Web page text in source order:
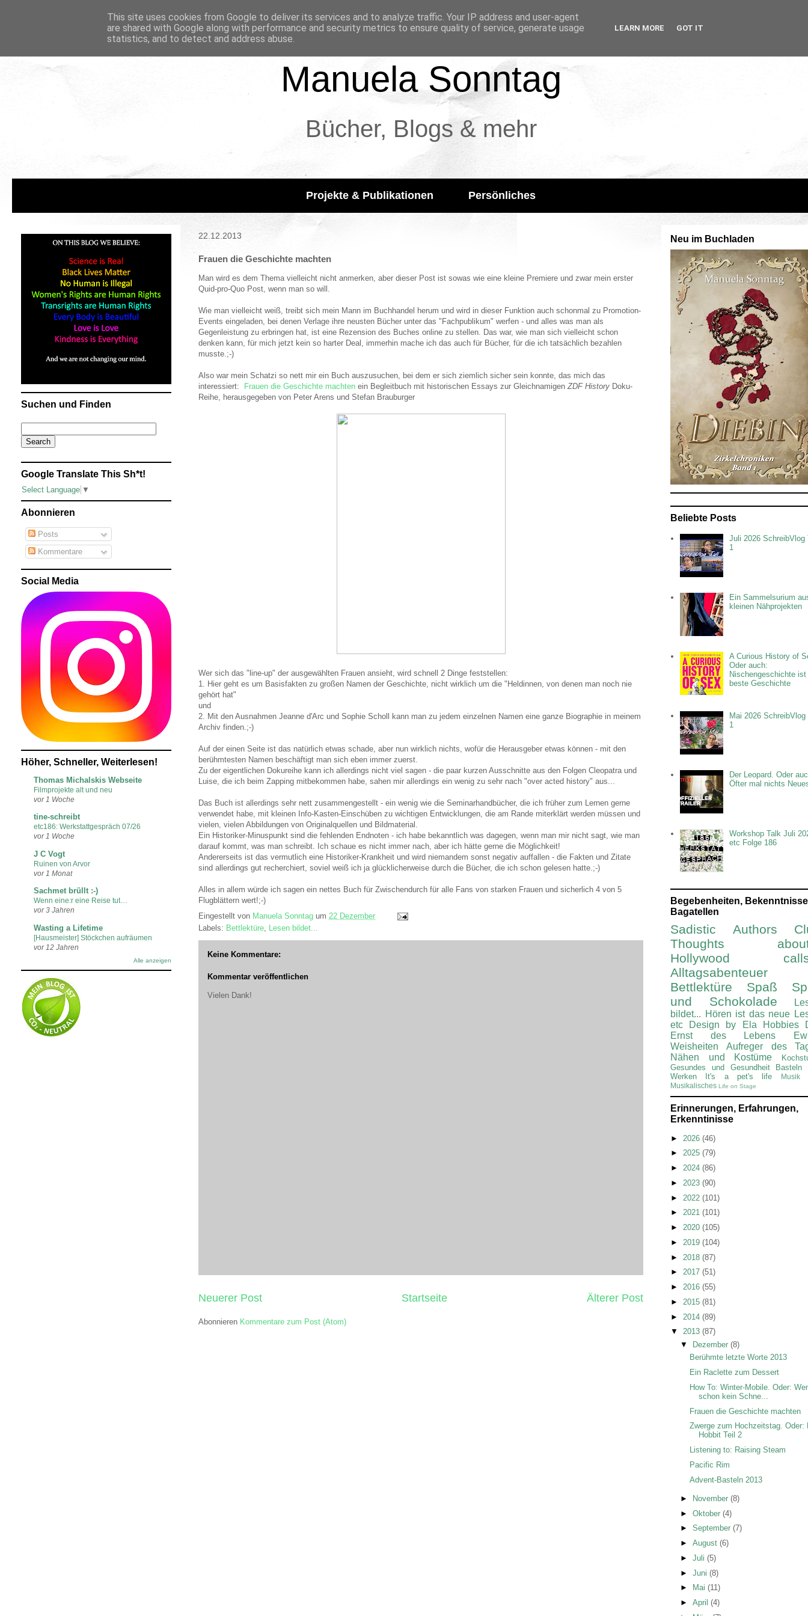
Manuela Sonntag
Bücher, Blogs & mehr
Projekte & Publikationen Persönliches
22.12.2013
Frauen die Geschichte machten
Man wird es dem Thema vielleicht nicht anmerken, aber dieser Post ist sowas wie eine kleine Premiere und zwar mein erster
Quid-pro-Quo Post, wenn man so will.
Wie man vielleicht weiß, treibt sich mein Mann im Buchhandel herum und wird in dieser Funktion auch schonmal zu Promotion-
Events eingeladen, bei denen Verlage ihre neusten Bücher unter das "Fachpublikum" werfen - und alles was man als
Gegenleistung zu erbringen hat, ist eine Rezension des Buches online zu stellen. Das war, wie man sich vielleicht schon
denken kann, für mich jetzt kein so harter Deal, immerhin mache ich das auch für Bücher, für die ich tatsächlich bezahlen
musste.;-)
Also war mein Schatzi so nett mir ein Buch auszusuchen, bei dem er sich ziemlich sicher sein konnte, das mich das
interessiert:
Frauen die Geschichte machten ein Begleitbuch mit historischen Essays zur GleichnamigenZDF History Doku-
Reihe, herausgegeben von Peter Arens und Stefan Brauburger
Wer sich das "line-up" der ausgewählten Frauen ansieht, wird schnell 2 Dinge feststellen:
1. Hier geht es um Basisfakten zu großen Namen der Geschichte, nicht wirklich um die "Heldinnen, von denen man noch nie
gehört hat"
und
2. Mit den Ausnahmen Jeanne d'Arc und Sophie Scholl kann man zu jedem einzelnen Namen eine ganze Biographie in meinem
Archiv finden.;-)
Auf der einen Seite ist das natürlich etwas schade, aber nun wirklich nichts, wofür die Herausgeber etwas können - mit den
berühmtesten Namen beschäftigt man sich eben immer zuerst.
Zu der eigentlichen Dokureihe kann ich allerdings nicht viel sagen - die paar kurzen Ausschnitte aus den Folgen Cleopatra und
Luise, die ich beim Zapping mitbekommen habe, sahen mir allerdings ein wenig zu sehr nach "over acted history" aus...
Das Buch ist allerdings sehr nett zusammengestellt - ein wenig wie die Seminarhandbücher, die ich früher zum Lernen gerne
verwendet habe, mit kleinen Info-Kasten-Einschüben zu wichtigen Entwicklungen, die am Rande miterklärt werden müssen und
vielen, vielen Abbildungen von Originalquellen und Bildmaterial.
Ein Historiker-Minuspunkt sind die fehlenden Endnoten - ich habe bekanntlich was dagegen, wenn man mir nicht sagt, wie man
darauf kommt, was man schreibt. Ich schaue es nicht immer nach, aber ich hätte gerne die Möglichkeit!
Andererseits ist das vermutlich eine Historiker-Krankheit und wird niemandem sonst negativ auffallen - die Fakten und Zitate
sind allerdings gut recherchiert, soviel weiß ich ja glücklicherweise durch die Bücher, die ich schon gelesen hatte.;-)
Alles in allem würde ich sagen ein nettes Buch für Zwischendurch für alle Fans von starken Frauen und sicherlich 4 von 5
Flugblättern wert!;-)
Eingestellt von Manuela Sonntag um 22 Dezember
Labels: Bettlektüre Lesen bildet...
Keine Kommentare:
Kommentar veröffentlichen
Vielen Dank!
Neuerer Post Älterer Post
Startseite
Abonnieren Kommentare zum Post (Atom)
Suchen und Finden
Google Translate This Sh*t!
Select Language ▼
Abonnieren
Posts
Kommentare
Social Media
Höher, Schneller, Weiterlesen!
Thomas Michalskis Webseite
Filmprojekte alt und neu
vor 1 Woche
tine-schreibt
etc186: Werkstattgespräch 07/26
vor 1 Woche
J C Vogt
Ruinen von Arvor
vor 1 Monat
Sachmet brüllt :-)
Wenn eine:r eine Reise tut…
vor 3 Jahren
Wasting a Lifetime
[Hausmeister] Stöckchen aufräumen
vor 12 Jahren
Alle anzeigen
Neu im Buchladen
Beliebte Posts
Juli 2026 SchreibVlog
1
Ein Sammelsurium
kleinen Nähprojekten
A Curious History of
Oder auch:
Nischengeschichte ist
beste Geschichte
Mai 2026 SchreibVlog
1
Der Leopard. Oder
Öfter mal nichts
Workshop Talk Juli
etc Folge 186
Begebenheiten,
Bagatellen
Sadistic Authors
Thoughts
Hollywood
Alltagsabenteuer
Bettlektüre
Spaß
und Schokolade
bildet... Hören ist das neue
etc
Design by Ela Hobbies
Ernst des Lebens
Weisheiten
Aufreger des
Nähen und Kostüme
Gesundes und Gesundheit
Basteln
Werken
It's a pet's life
Musik
Musikalisches Life on Stage
Erinnerungen, Erfahrungen,
Erkenntinisse
► 2026 (46)
► 2025 (79)
► 2024 (86)
► 2023 (90)
► 2022 (101)
► 2021 (101)
► 2020 (105)
► 2019 (104)
► 2018 (87)
► 2017 (51)
► 2016 (55)
► 2015 (81)
► 2014 (89)
▼ 2013 (87)
▼
Dezember (8)
Berühmte letzte Worte 2013
Ein Raclette zum Dessert
How To: Winter-Mobile. Oder:
schon kein Schne...
Frauen die Geschichte machten
Zwerge zum Hochzeitstag. Oder:
Hobbit Teil 2
Listening to: Raising Steam
Pacific Rim
Advent-Basteln 2013
► November (8)
► Oktober (4)
► September (7)
► August (6)
► Juli (5)
► Juni (8)
►
Mai (11)
► April (4)
This site uses cookies from Google to deliver its services and to analyze traffic. Your IP address and user-agent
are shared with Google along with performance and security metrics to ensure quality of service, generate usage
statistics, and to detect and address abuse.
LEARN MORE GOT IT